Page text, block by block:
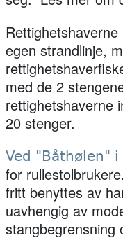
egen strandlinje,
med de 2
rettighetshaverne
20 stenger.
Ved "Båthølen" i
for
fritt benyttes av
uavhengig av
stangbegrensning